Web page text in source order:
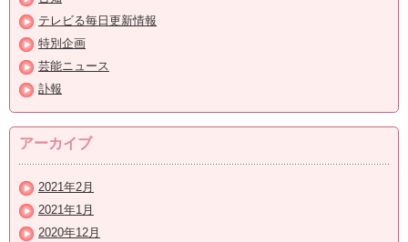
テレビる毎日更新情報
特別企画
芸能ニュース
訃報
アーカイブ
2021年2月
2021年1月
2020年12月